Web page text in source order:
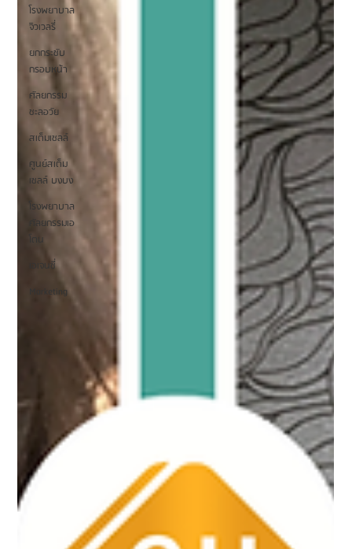
โรงพยาบาล
จิวเวลรี่
ยกกระชับ
กรอบหน้า
ศัลยกรรม
ชะลอวัย
สเต็มเซลล์
ศูนย์สเต็ม
เซลล์ บงบง
โรงพยาบาล
ศัลยกรรมเอ
โตน
เอเจนซี่
Marketing